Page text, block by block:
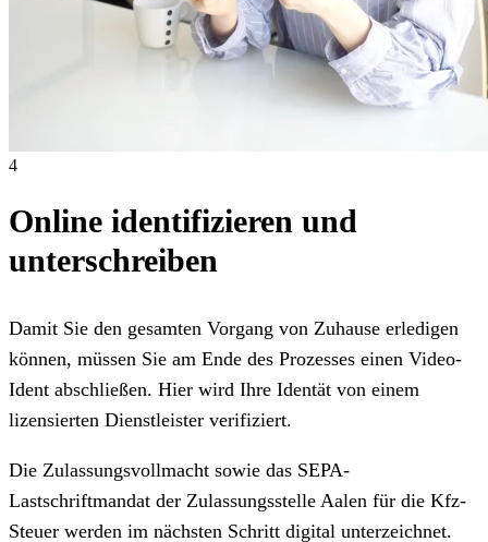
4
Online identifizieren und
unterschreiben
Damit Sie den gesamten Vorgang von Zuhause erledigen
können, müssen Sie am Ende des Prozesses einen Video-
Ident abschließen. Hier wird Ihre Identät von einem
lizensierten Dienstleister verifiziert.
Die Zulassungsvollmacht sowie das SEPA-
Lastschriftmandat der Zulassungsstelle Aalen für die Kfz-
Steuer werden im nächsten Schritt digital unterzeichnet.